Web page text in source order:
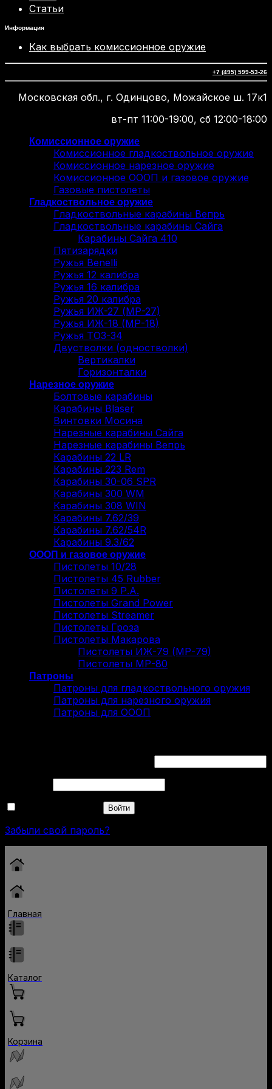
Статьи
Информация
Как выбрать комиссионное оружие
+7 (495) 599-53-26
Московская обл., г. Одинцово, Можайское ш. 17к1
вт-пт 11:00-19:00, сб 12:00-18:00
Комиссионное оружие
Комиссионное гладкоствольное оружие
Комиссионное нарезное оружие
Комиссионное ОООП и газовое оружие
Газовые пистолеты
Гладкоствольное оружие
Гладкоствольные карабины Вепрь
Гладкоствольные карабины Сайга
Карабины Сайга 410
Пятизарядки
Ружья Benelli
Ружья 12 калибра
Ружья 16 калибра
Ружья 20 калибра
Ружья ИЖ-27 (МР-27)
Ружья ИЖ-18 (МР-18)
Ружья ТОЗ-34
Двустволки (одностволки)
Вертикалки
Горизонталки
Нарезное оружие
Болтовые карабины
Карабины Blaser
Винтовки Мосина
Нарезные карабины Сайга
Нарезные карабины Вепрь
Карабины 22 LR
Карабины 223 Rem
Карабины 30-06 SPR
Карабины 300 WM
Карабины 308 WIN
Карабины 7.62/39
Карабины 7.62/54R
Карабины 9.3/62
ОООП и газовое оружие
Пистолеты 10/28
Пистолеты 45 Rubber
Пистолеты 9 Р.А.
Пистолеты Grand Power
Пистолеты Streamer
Пистолеты Гроза
Пистолеты Макарова
Пистолеты ИЖ-79 (МР-79)
Пистолеты МР-80
Патроны
Патроны для гладкоствольного оружия
Патроны для нарезного оружия
Патроны для ОООП
Обязательно
Обязательно
Войти
Забыли свой пароль?
Главная
Каталог
Корзина